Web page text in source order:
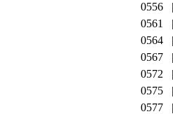
0556
0561
0564
0567
0572
0575
0577